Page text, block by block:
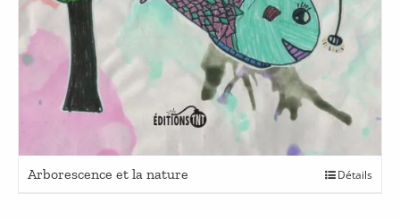
Arborescence et la nature
CeDétails